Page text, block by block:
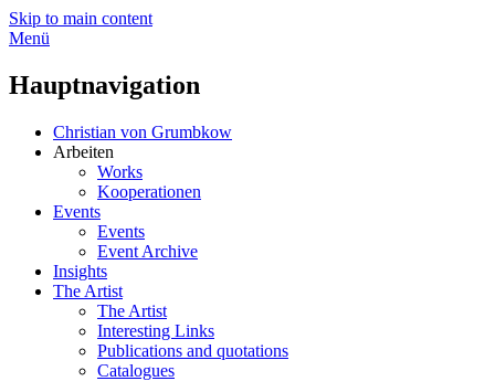
Skip to main content
Menü
Hauptnavigation
Christian von Grumbkow
Arbeiten
Works
Kooperationen
Events
Events
Event Archive
Insights
The Artist
The Artist
Interesting Links
Publications and quotations
Catalogues